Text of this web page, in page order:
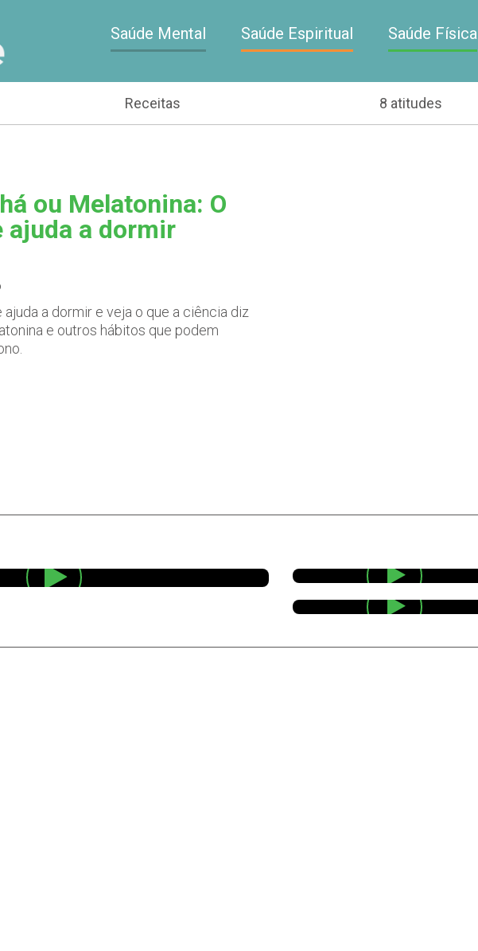
Saúde Mental Saúde Espiritual Saúde Física
Receitas 8 atitudes
ou Melatonina: O
ajuda a dormir
a dormir e veja o que a ciência diz
e outros hábitos que podem